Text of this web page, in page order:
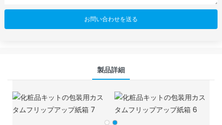
お問い合わせを送る
製品詳細